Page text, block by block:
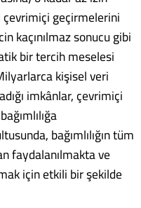
çevrimiçi geçirmelerini
kaçınılmaz sonucu gibi
bir tercih meselesi
kişisel veri
imkânlar, çevrimiçi
bağımlılığın tüm
faydalanılmakta ve
için etkili bir şekilde